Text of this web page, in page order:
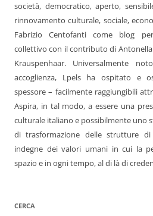
società, democratico, aperto,
rinnovamento culturale, sociale,
Fabrizio Centofanti come blog
collettivo con il contributo di
Krauspenhaar. Universalmente
accoglienza, Lpels ha ospitato e
spessore – facilmente raggiungibili
Aspira, in tal modo, a essere una
culturale italiano e possibilmente uno
di trasformazione delle strutture
indegne dei valori umani in cui la
spazio e in ogni tempo, al di là di
CERCA